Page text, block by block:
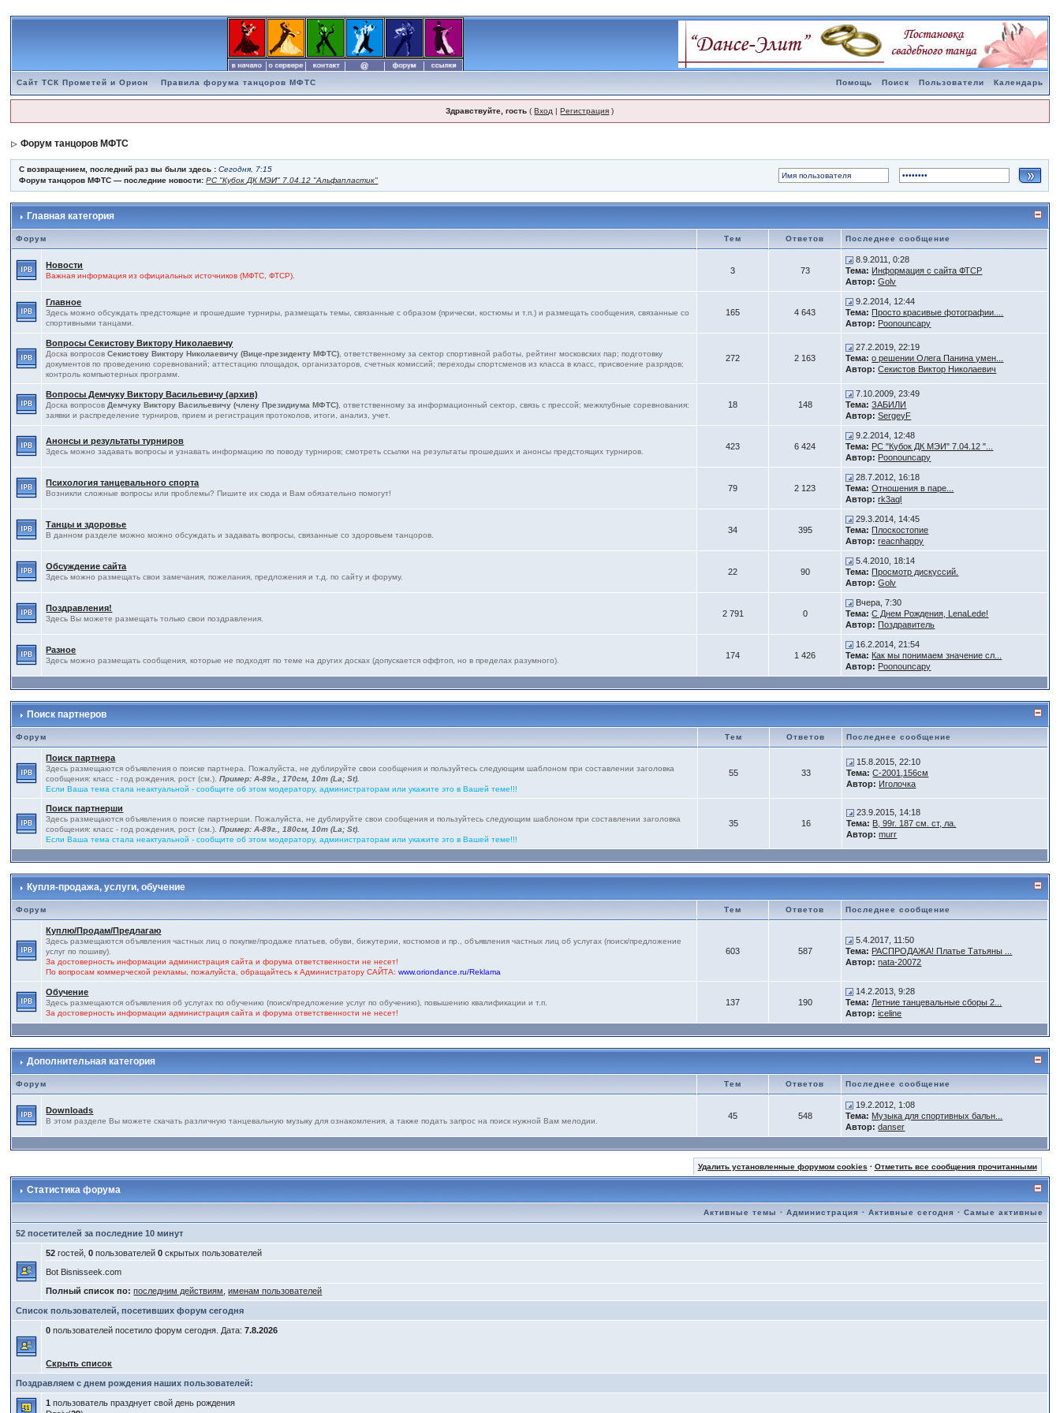
Сайт ТСК Прометей и Орион Правила форума танцоров МФТС Помощь Поиск Пользователи Календарь
Здравствуйте, гость (Вход |Регистрация )
Форум танцоров МФТС
С возвращением, последний раз вы были здесь :Сегодня, 7:15
Форум танцоров МФТС — последние новости:РС "Кубок ДК МЭИ" 7.04.12 "Альфапластик"
Главная категория
Форум Тем Ответов Последнее сообщение
Новости
Важная информация из официальных источников (МФТС, ФТСР).
3 73
8.9.2011, 0:28
Тема: Информация с сайта ФТСР
Автор: Golv
Главное
Здесь можно обсуждать предстоящие и прошедшие турниры, размещать темы, связанные с образом (прически, костюмы и т.п.) и размещать сообщения, связанные со
спортивными танцами.
165 4 643
9.2.2014, 12:44
Тема: Просто красивые фотографии....
Автор: Poonouncapy
Вопросы Секистову Виктору Николаевичу
Доска вопросовСекистову Виктору Николаевичу (Вице-президенту МФТС) , ответственному за сектор спортивной работы, рейтинг московских пар; подготовку
документов по проведению соревнований; аттестацию площадок, организаторов, счетных комиссий; переходы спортсменов из класса в класс, присвоение разрядов;
контроль компьютерных программ.
272 2 163
27.2.2019, 22:19
Тема: о решении Олега Панина умен...
Автор: Секистов Виктор Николаевич
Вопросы Демчуку Виктору Васильевичу (архив)
Доска вопросовДемчуку Виктору Васильевичу (члену Президиума МФТС) , ответственному за информационный сектор, связь с прессой; межклубные соревнования:
заявки и распределение турниров, прием и регистрация протоколов, итоги, анализ, учет.
18 148
7.10.2009, 23:49
Тема: ЗАБИЛИ
Автор: SergeyF
Анонсы и результаты турниров
Здесь можно задавать вопросы и узнавать информацию по поводу турниров; смотреть ссылки на результаты прошедших и анонсы предстоящих турниров.
423 6 424
9.2.2014, 12:48
Тема: РС "Кубок ДК МЭИ" 7.04.12 "...
Автор: Poonouncapy
Психология танцевального спорта
Возникли сложные вопросы или проблемы? Пишите их сюда и Вам обязательно помогут!
79 2 123
28.7.2012, 16:18
Тема: Отношения в паре...
Автор: rk3aql
Танцы и здоровье
В данном разделе можно можно обсуждать и задавать вопросы, связанные со здоровьем танцоров.
34 395
29.3.2014, 14:45
Тема: Плоскостопие
Автор: reacnhappy
Обсуждение сайта
Здесь можно размещать свои замечания, пожелания, предложения и т.д. по сайту и форуму.
22 90
5.4.2010, 18:14
Тема: Просмотр дискуссий.
Автор: Golv
Поздравления!
Здесь Вы можете размещать только свои поздравления.
2 791 0
Вчера, 7:30
Тема: С Днем Рождения, LenaLede!
Автор: Поздравитель
Разное
Здесь можно размещать сообщения, которые не подходят по теме на других досках (допускается оффтоп, но в пределах разумного).
174 1 426
16.2.2014, 21:54
Тема: Как мы понимаем значение сл...
Автор: Poonouncapy
Поиск партнеров
Форум Тем Ответов Последнее сообщение
Поиск партнера
Здесь размещаются объявления о поиске партнера. Пожалуйста, не дублируйте свои сообщения и пользуйтесь следующим шаблоном при составлении заголовка
сообщения: класс - год рождения, рост (см.).Пример: А-89г., 170см, 10т (La; St).
Если Ваша тема стала неактуальной - сообщите об этом модератору, администраторам или укажите это в Вашей теме!!!
55 33
15.8.2015, 22:10
Тема: С-2001,156см
Автор: Иголочка
Поиск партнерши
Здесь размещаются объявления о поиске партнерши. Пожалуйста, не дублируйте свои сообщения и пользуйтесь следующим шаблоном при составлении заголовка
сообщения: класс - год рождения, рост (см.).Пример: А-89г., 180см, 10т (La; St).
Если Ваша тема стала неактуальной - сообщите об этом модератору, администраторам или укажите это в Вашей теме!!!
35 16
23.9.2015, 14:18
Тема: B, 99г. 187 см. ст, ла.
Автор: murr
Купля-продажа, услуги, обучение
Форум Тем Ответов Последнее сообщение
Куплю/Продам/Предлагаю
Здесь размещаются объявления частных лиц о покупке/продаже платьев, обуви, бижутерии, костюмов и пр., объявления частных лиц об услугах (поиск/предложение
услуг по пошиву).
За достоверность информации администрация сайта и форума ответственности не несет!
По вопросам коммерческой рекламы, пожалуйста, обращайтесь к Администратору САЙТА:www.oriondance.ru/Reklama
603 587
5.4.2017, 11:50
Тема: РАСПРОДАЖА! Платье Татьяны ...
Автор: nata-20072
Обучение
Здесь размещаются объявления об услугах по обучению (поиск/предложение услуг по обучению), повышению квалификации и т.п.
За достоверность информации администрация сайта и форума ответственности не несет!
137 190
14.2.2013, 9:28
Тема: Летние танцевальные сборы 2...
Автор: iceline
Дополнительная категория
Форум Тем Ответов Последнее сообщение
Downloads
В этом разделе Вы можете скачать различную танцевальную музыку для ознакомления, а также подать запрос на поиск нужной Вам мелодии.
45 548
19.2.2012, 1:08
Тема: Музыка для спортивных бальн...
Автор: danser
Удалить установленные форумом cookies · Отметить все сообщения прочитанными
Статистика форума
Активные темы ·Администрация ·Активные сегодня ·Самые активные
52 посетителей за последние 10 минут
52 гостей,0 пользователей0 скрытых пользователей
Bot Bisnisseek.com
Полный список по: последним действиям ,именам пользователей
Список пользователей, посетивших форум сегодня
0 пользователей посетило форум сегодня. Дата:7.8.2026
Скрыть список
Поздравляем с днем рождения наших пользователей:
1 пользователь празднует свой день рождения